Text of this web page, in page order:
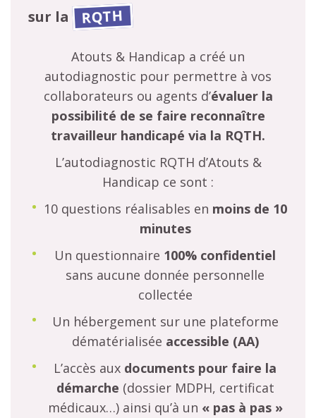
sur la RQTH
Atouts & Handicap a créé un
autodiagnostic pour permettre à vos
collaborateurs ou agents d’évaluer la
possibilité de se faire reconnaître
travailleur handicapé via la RQTH.
L’autodiagnostic RQTH d’Atouts &
Handicap ce sont :
10 questions réalisables en moins de 10
minutes
Un questionnaire 100% confidentiel
sans aucune donnée personnelle
collectée
Un hébergement sur une plateforme
dématérialisée accessible (AA)
L’accès aux documents pour faire la
démarche (dossier MDPH, certificat
médicaux…) ainsi qu’à un « pas à pas »